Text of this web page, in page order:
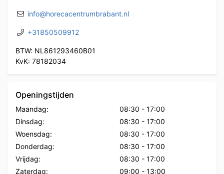
info@horecacentrumbrabant.nl
+31850509912
BTW: NL861293460B01
KvK: 78182034
Openingstijden
Maandag: 08:30 - 17:00
Dinsdag:
08:30 - 17:00
Woensdag:
08:30 - 17:00
Donderdag:
08:30 - 17:00
Vrijdag:
08:30 - 17:00
Zaterdag:
09:00 - 13:00